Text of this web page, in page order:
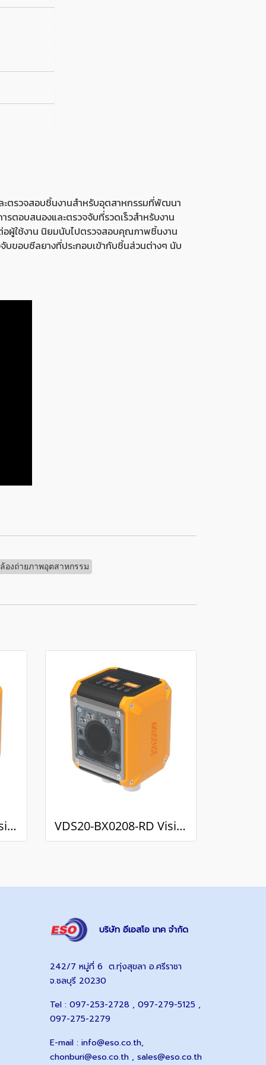
ะตรวจสอบชิ้นงานสำหรับอุตสาหกรรมที่พัฒนา
รตอบสนองและตรวจจับที่รวดเร็วสำหรับงาน
อผู้ใช้งาน นิยมนับไปตรวจสอบคุณภาพชิ้นงาน
ขอบซีลยางที่ประกอบเข้ากับชิ้นส่วนต่างๆ นับ
องถ่ายภาพอุตสาหกรรม
VDS20-BX0212-RD Vision Sensors / กล้องตรวจสอบชิ้นงาน VDS20-BX0208-RD Vision Sensors / กล้องตรวจสอบชิ้นงาน
บริษัท อีเอสโอ เทค จำกัด
242/7 หมู่ที่ 6 ต.ทุ่งสุขลา อ.ศรีราชา
จ.ชลบุรี 20230
Tel : 097-253-2728 , 097-279-5125 ,
097-275-2279
E-mail : info@eso.co.th,
chonburi@eso.co.th , sales@eso.co.th